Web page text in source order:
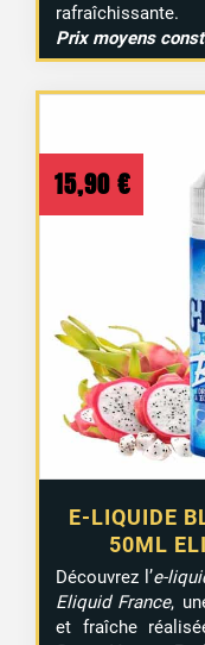
rafraîchissante.
Prix moyens
E-LIQUIDE
50ML
15,90 €
Découvrez l’e-
Eliquid France,
et fraîche